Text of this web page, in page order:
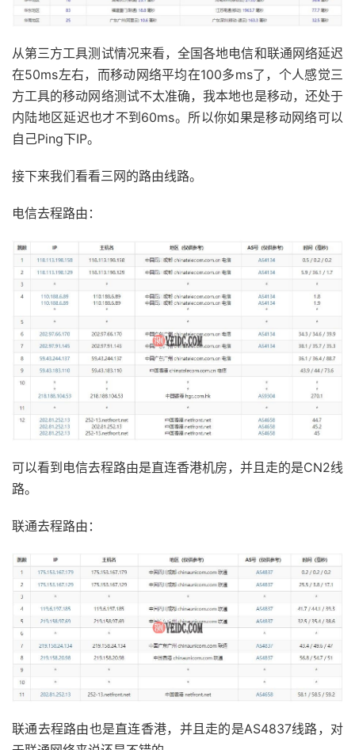
从第三方工具测试情况来看，全国各地电信和联通网络延迟
在50ms左右，而移动网络平均在100多ms了，个人感觉三
方工具的移动网络测试不太准确，我本地也是移动，还处于
内陆地区延迟也才不到60ms。所以你如果是移动网络可以
自己Ping下IP。
接下来我们看看三网的路由线路。
电信去程路由：
可以看到电信去程路由是直连香港机房，并且走的是CN2线
路。
联通去程路由：
联通去程路由也是直连香港，并且走的是AS4837线路，对